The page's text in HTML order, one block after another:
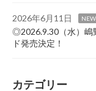
2026年6月11日
◎2026.9.30（水）嶋
ド発売決定！
カテゴリー